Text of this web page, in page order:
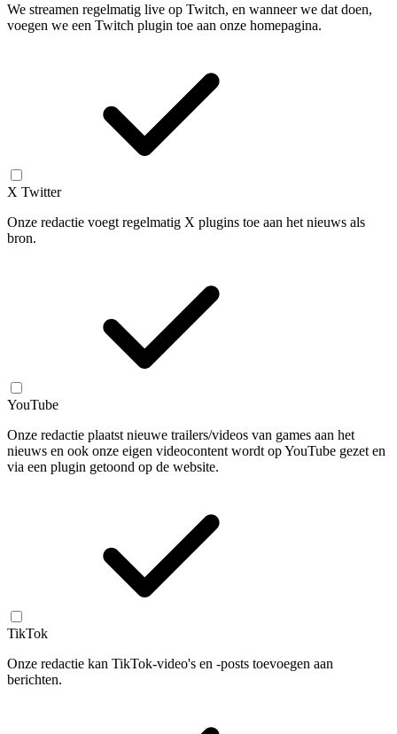
We streamen regelmatig live op Twitch, en wanneer we dat doen,
voegen we een Twitch plugin toe aan onze homepagina.
X Twitter
Onze redactie voegt regelmatig X plugins toe aan het nieuws als
bron.
YouTube
Onze redactie plaatst nieuwe trailers/videos van games aan het
nieuws en ook onze eigen videocontent wordt op YouTube gezet en
via een plugin getoond op de website.
TikTok
Onze redactie kan TikTok-video's en -posts toevoegen aan
berichten.